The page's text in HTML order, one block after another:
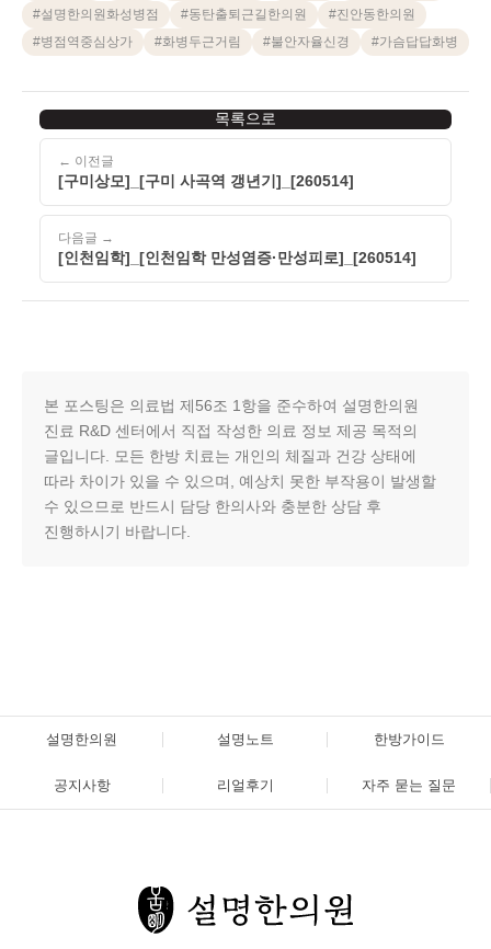
#설명한의원화성병점 #동탄출퇴근길한의원 #진안동한의원
#병점역중심상가 #화병두근거림 #불안자율신경 #가슴답답화병
← 이전글
[구미상모]_[구미 사곡역 갱년기]_[260514]
목록으로
다음글 →
[인천임학]_[인천임학 만성염증·만성피로]_[260514]
본 포스팅은 의료법 제56조 1항을 준수하여 설명한의원
진료 R&D 센터에서 직접 작성한 의료 정보 제공 목적의
글입니다. 모든 한방 치료는 개인의 체질과 건강 상태에
따라 차이가 있을 수 있으며, 예상치 못한 부작용이 발생할
수 있으므로 반드시 담당 한의사와 충분한 상담 후
진행하시기 바랍니다.
설명한의원 설명노트 한방가이드
공지사항 리얼후기 자주 묻는 질문